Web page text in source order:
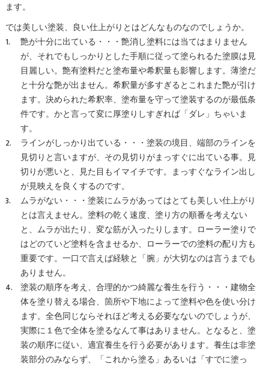
ます。
では美しい塗装、良い仕上がりとはどんなものなのでしょうか。
艶が十分に出ている・・・艶消し塗料には当てはまりません
が、それでもしっかりとした手順に従って塗られるた塗膜は見
目麗しい。艶有塗料だと塗布量や希釈量も影響します。薄塗だ
と十分な艶が出ません。希釈量が多すぎるとこれまた艶が引け
ます。決められた希釈率、塗布量を守って塗装するのが最低条
件です。かと言って変に厚塗りしすぎれば「ダレ」ちゃいま
す。
ラインがしっかり出ている・・・塗装の境目、端部のラインを
見切りと言いますが、その見切りがまっすぐに出ている事。見
切りが悪いと、見た目もイマイチです。まっすぐなライン出し
が見映えを良くするのです。
ムラがない・・・塗装にムラがあってはとても美しい仕上がり
とは言えません。塗料の乾く速度、塗り方の順番を考えない
と、ムラが出たり、変な筋が入ったりします。ローラー塗りで
はどのていど塗料を含ませるか、ローラーでの塗料の配り方も
重要です。一口で言えば経験と「腕」が大切なのは言うまでも
ありません。
塗装の順序を考え、合理的かつ綺麗な養生を行う・・・建物全
体を塗り替える場合、箇所や下地によって塗料や色を使い分け
ます。全色同じならそれほど考える必要なないのでしょうが、
実際に１色で全体を塗るなんて事はありません。となると、塗
装の順序に従い、適宜養生を行う必要があります。養生は非塗
装部分のみならず、「これから塗る」あるいは「すでに塗っ